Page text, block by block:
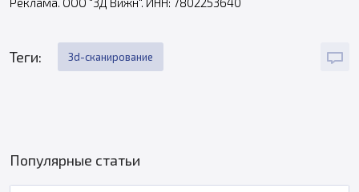
Теги: 3d-сканирование
Популярные статьи